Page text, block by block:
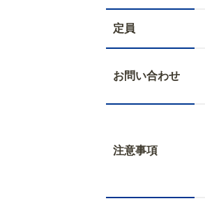
定員
お問い合わせ
注意事項